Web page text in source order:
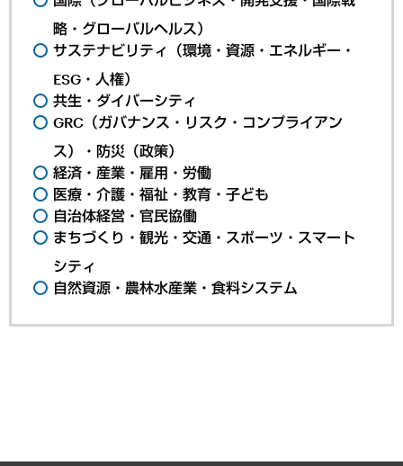
略・グローバルヘルス）
サステナビリティ（環境・資源・エネルギー・
ESG・人権）
共生・ダイバーシティ
GRC（ガバナンス・リスク・コンプライアン
ス）・防災（政策）
経済・産業・雇用・労働
医療・介護・福祉・教育・子ども
自治体経営・官民協働
まちづくり・観光・交通・スポーツ・スマート
シティ
自然資源・農林水産業・食料システム